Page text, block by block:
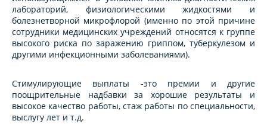
лабораторий, физиологическими жидкостями и
болезнетворной микрофлорой (именно по этой причине
сотрудники медицинских учреждений относятся к группе
высокого риска по заражению гриппом, туберкулезом и
другими инфекционными заболеваниями).
Стимулирующие выплаты -это премии и другие
поощрительные надбавки за хорошие результаты и
высокое качество работы, стаж работы по специальности,
выслугу лет и т.д.